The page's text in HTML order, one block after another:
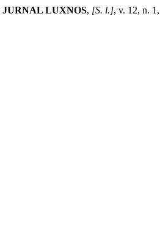
JURNAL LUXNOS, [S. l.], v. 12, n.